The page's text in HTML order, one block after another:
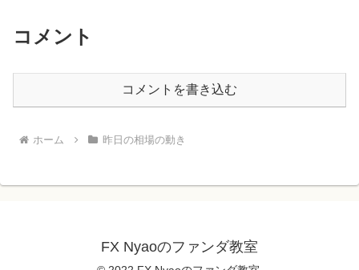
コメント
コメントを書き込む
ホーム 昨日の相場の動き
FX Nyaoのファンダ教室